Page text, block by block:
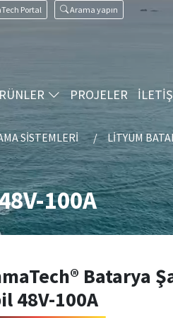
Portal Arama yapın
PROJELER
SISTEMLERI LITYUM
100A
Batarya
48V-100A